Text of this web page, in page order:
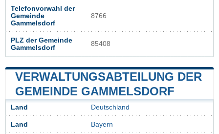
Telefonvorwahl der
Gemeinde
Gammelsdorf
8766
PLZ der Gemeinde
Gammelsdorf
85408
VERWALTUNGSABTEILUNG DER
GEMEINDE GAMMELSDORF
Land Deutschland
Land Bayern